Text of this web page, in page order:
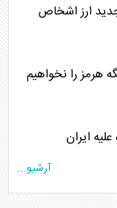
ارز اشخاص
هرمز را نخواهیم
ایران
آرشیو...